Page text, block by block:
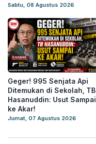
Sabtu, 08 Agustus 2026
Geger! 995 Senjata Api
Ditemukan di Sekolah, TB
Hasanuddin: Usut Sampai
ke Akar!
Jumat, 07 Agustus 2026